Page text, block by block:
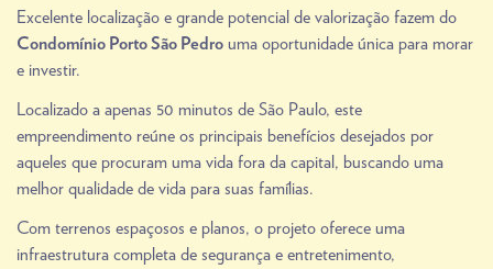
Excelente localização e grande potencial de valorização fazem do
Condomínio Porto São Pedro uma oportunidade única para morar
e investir.
Localizado a apenas 50 minutos de São Paulo, este
empreendimento reúne os principais benefícios desejados por
aqueles que procuram uma vida fora da capital, buscando uma
melhor qualidade de vida para suas famílias.
Com terrenos espaçosos e planos, o projeto oferece uma
infraestrutura completa de segurança e entretenimento,